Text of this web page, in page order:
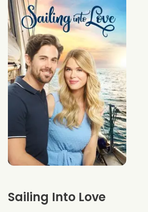
Sailing Into Love